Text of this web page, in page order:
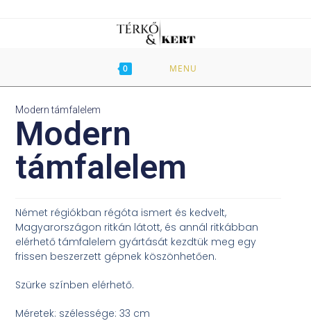
0 MENU
Modern támfalelem
Modern
támfalelem
Német régiókban régóta ismert és kedvelt,
Magyarországon ritkán látott, és annál ritkábban
elérhető támfalelem gyártását kezdtük meg egy
frissen beszerzett gépnek köszönhetően.
Szürke színben elérhető.
Méretek: szélessége: 33 cm